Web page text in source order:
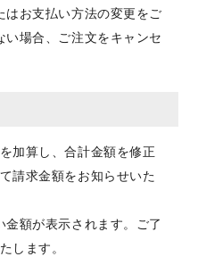
お支払い方法の変更をご
い場合、ご注文をキャンセ
加算し、合計金額を修正
請求金額をお知らせいた
額が表示されます。ご了
します。